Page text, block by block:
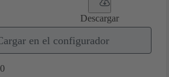
Descargar
en el configurador
0